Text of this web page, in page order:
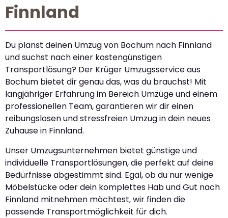
Finnland
Du planst deinen Umzug von Bochum nach Finnland
und suchst nach einer kostengünstigen
Transportlösung? Der Krüger Umzugsservice aus
Bochum bietet dir genau das, was du brauchst! Mit
langjähriger Erfahrung im Bereich Umzüge und einem
professionellen Team, garantieren wir dir einen
reibungslosen und stressfreien Umzug in dein neues
Zuhause in Finnland.
Unser Umzugsunternehmen bietet günstige und
individuelle Transportlösungen, die perfekt auf deine
Bedürfnisse abgestimmt sind. Egal, ob du nur wenige
Möbelstücke oder dein komplettes Hab und Gut nach
Finnland mitnehmen möchtest, wir finden die
passende Transportmöglichkeit für dich.